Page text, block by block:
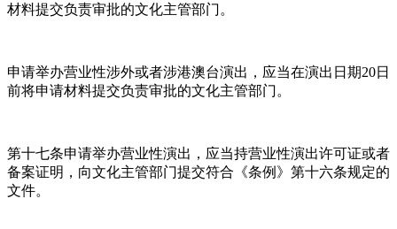
材料提交负责审批的文化主管部门。
申请举办营业性涉外或者涉港澳台演出，应当在演出日期20日
前将申请材料提交负责审批的文化主管部门。
第十七条申请举办营业性演出，应当持营业性演出许可证或者
备案证明，向文化主管部门提交符合《条例》第十六条规定的
文件。